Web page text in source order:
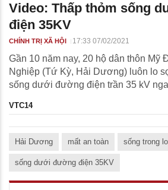
Video: Thấp thỏm sống
điện 35KV
CHÍNH TRỊ XÃ HỘI 17:33 07/02/2021
Gần 10 năm nay, 20 hộ dân thôn Mỹ
Nghiệp (Tứ Kỳ, Hải Dương) luôn lo
sống dưới đường điện trần 35 kV
VTC14
Hải Dương mất an toàn sống trong
sống dưới đường điện 35KV